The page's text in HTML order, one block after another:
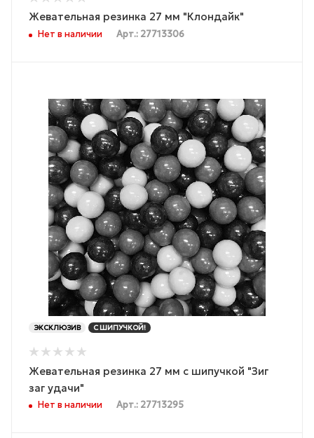
Жевательная резинка 27 мм "Клондайк"
Нет в наличии Арт.: 27713306
ЭКСКЛЮЗИВ С ШИПУЧКОЙ!
Жевательная резинка 27 мм с шипучкой "Зиг
заг удачи"
Нет в наличии Арт.: 27713295